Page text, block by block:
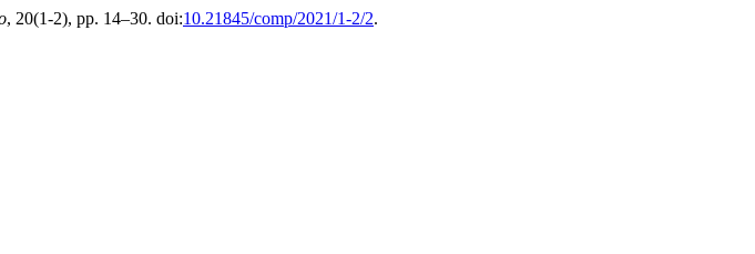
, 20(1-2), pp. 14–30. doi:10.21845/comp/2021/1-2/2.